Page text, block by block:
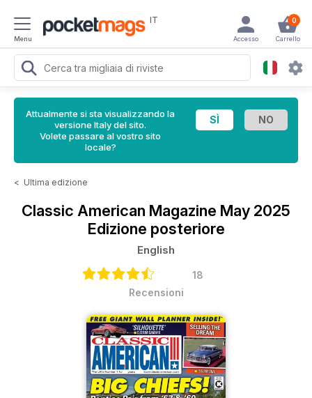
Menu
IT 0
Carrello
Accesso
Attualmente si sta visualizzando la
versione Italy del sito.
Volete passare al vostro sito
locale?
< Ultima edizione
Classic American Magazine May 2025
Edizione posteriore
English
18
Recensioni